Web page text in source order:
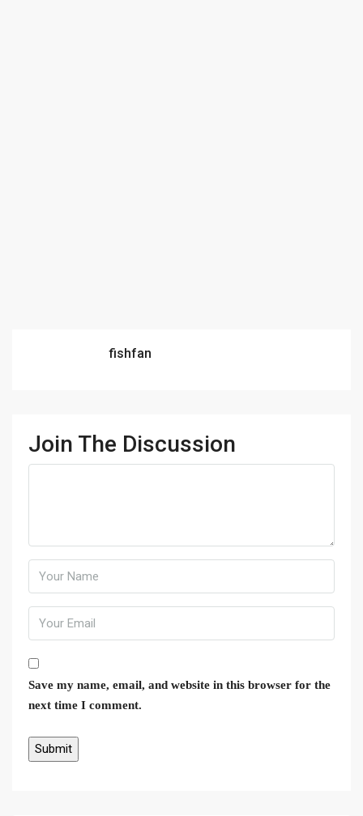
fishfan
Join The Discussion
Save my name, email, and website in this browser for the
next time I comment.